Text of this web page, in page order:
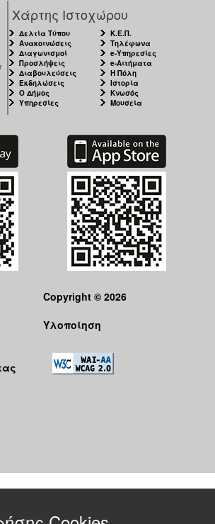
Χάρτης Ιστοχώρου
Δελτία Τύπου
Ανακοινώσεις
Διαγωνισμοί
Προσλήψεις
Διαβουλεύσεις
Εκδηλώσεις
Ο Δήμος
Υπηρεσίες
Κ.Ε.Π.
Τηλέφωνα
e-Υπηρεσίες
e-Αιτήματα
Η Πόλη
Ιστορία
Κνωσός
Μουσεία
Copyright © 2026
Υλοποίηση